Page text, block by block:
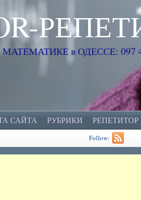
в ОДЕССЕ: 097
САЙТА РУБРИКИ
Follow: